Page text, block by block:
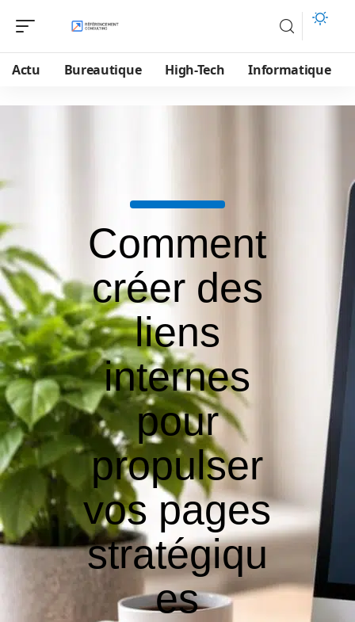
Actu Bureautique High-Tech Informatique
Comment
créer des
liens
internes
pour
propulser
vos pages
stratégiqu
es